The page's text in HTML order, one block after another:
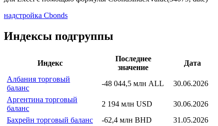
надстройка Cbonds
Индексы подгруппы
Индекс
Последнее
значение
Дата
Албания торговый
баланс
-48 044,5 млн ALL
30.06.2026
Аргентина торговый
баланс
2 194 млн USD
30.06.2026
Бахрейн торговый баланс
-62,4 млн BHD
31.05.2026